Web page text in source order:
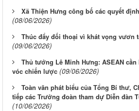
Xã Thiện Hưng công bố các quyết
(08/06/2026)
Thúc đẩy đối thoại vì khát vọng vươn
(09/06/2026)
Thủ tướng Lê Minh Hưng: ASEAN
vóc chiến lược (09/06/2026)
Toàn văn phát biểu của Tổng Bí thư,
tiếp các Trưởng đoàn tham dự Diễn đàn
(10/06/2026)